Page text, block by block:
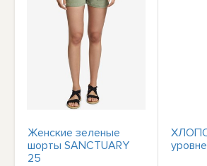
Женские зеленые
шорты SANCTUARY
25